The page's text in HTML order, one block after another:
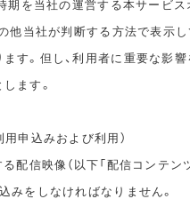
を当社の運営する本サービス
の他当社が判断する方法で表示
す。但し、利用者に重要な影
ます。
申込みおよび利用）
配信映像（以下「配信コンテン
みをしなければなりません。